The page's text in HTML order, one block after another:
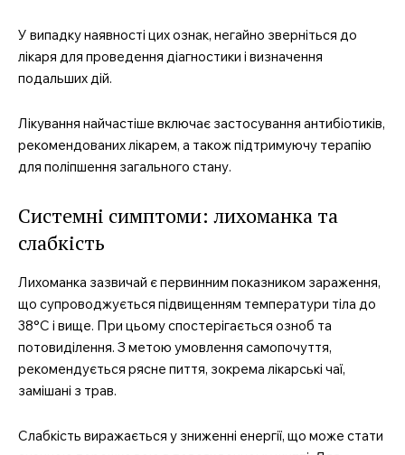
У випадку наявності цих ознак, негайно зверніться до
лікаря для проведення діагностики і визначення
подальших дій.
Лікування найчастіше включає застосування антибіотиків,
рекомендованих лікарем, а також підтримуючу терапію
для поліпшення загального стану.
Системні симптоми: лихоманка та
слабкість
Лихоманка зазвичай є первинним показником зараження,
що супроводжується підвищенням температури тіла до
38°C і вище. При цьому спостерігається озноб та
потовиділення. З метою умовлення самопочуття,
рекомендується рясне пиття, зокрема лікарські чаї,
замішані з трав.
Слабкість виражається у зниженні енергії, що може стати